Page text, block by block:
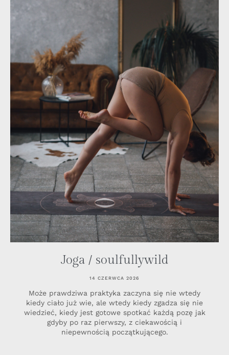
Joga / soulfullywild
14 CZERWCA 2026
Może prawdziwa praktyka zaczyna się nie wtedy
kiedy ciało już wie, ale wtedy kiedy zgadza się nie
wiedzieć, kiedy jest gotowe spotkać każdą pozę jak
gdyby po raz pierwszy, z ciekawością i
niepewnością początkującego.